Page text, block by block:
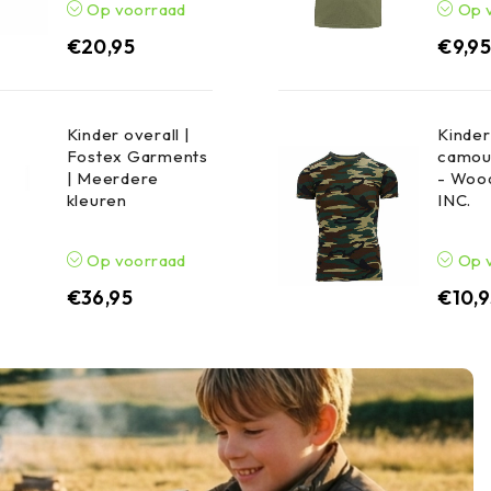
Op voorraad
€20,95
Op
€9,95
Kinder overall |
Fostex Garments
| Meerdere
kleuren
Op voorraad
€36,95
-
INC.
Op
€